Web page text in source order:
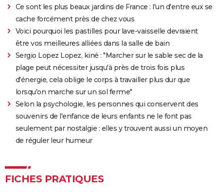
Ce sont les plus beaux jardins de France : l'un d'entre eux se
cache forcément près de chez vous
Voici pourquoi les pastilles pour lave-vaisselle devraient
être vos meilleures alliées dans la salle de bain
Sergio Lopez Lopez, kiné : "Marcher sur le sable sec de la
plage peut nécessiter jusqu'à près de trois fois plus
d'énergie, cela oblige le corps à travailler plus dur que
lorsqu'on marche sur un sol ferme"
Selon la psychologie, les personnes qui conservent des
souvenirs de l'enfance de leurs enfants ne le font pas
seulement par nostalgie : elles y trouvent aussi un moyen
de réguler leur humeur
FICHES PRATIQUES